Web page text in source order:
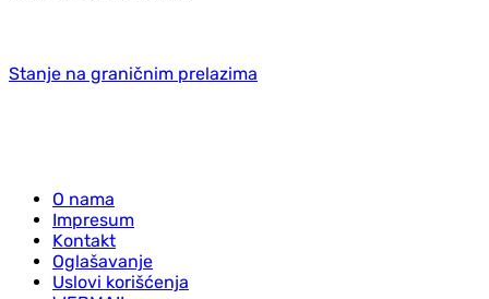
Stanje na graničnim prelazima
O nama
Impresum
Kontakt
Oglašavanje
Uslovi korišćenja